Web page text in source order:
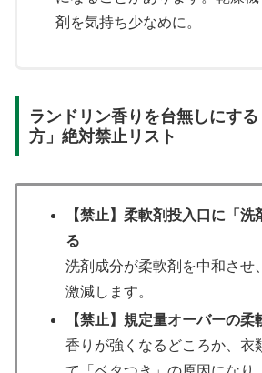
剤を気持ち少なめに。
ランドリン香りを台無しにす
方」絶対禁止リスト
【禁止】柔軟剤投入口に「
る
洗剤成分が柔軟剤を中和させ
激減します。
【禁止】規定量オーバーの柔
香りが強くなるどころか、衣